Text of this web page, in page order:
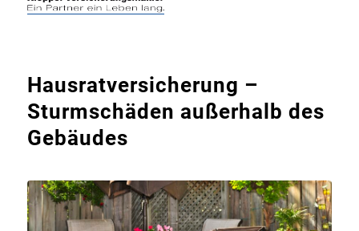
Hausratversicherung –
Sturmschäden außerhalb des
Gebäudes